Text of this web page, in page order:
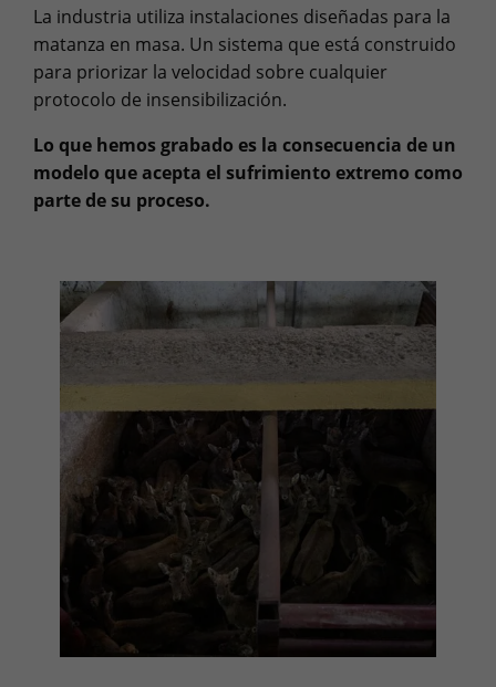
La industria utiliza instalaciones diseñadas para la
matanza en masa. Un sistema que está construido
para priorizar la velocidad sobre cualquier
protocolo de insensibilización.
Lo que hemos grabado es la consecuencia de un
modelo que acepta el sufrimiento extremo como
parte de su proceso.